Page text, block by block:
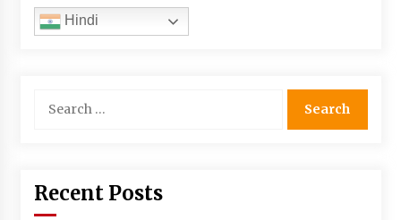
Hindi
for:
Recent Posts